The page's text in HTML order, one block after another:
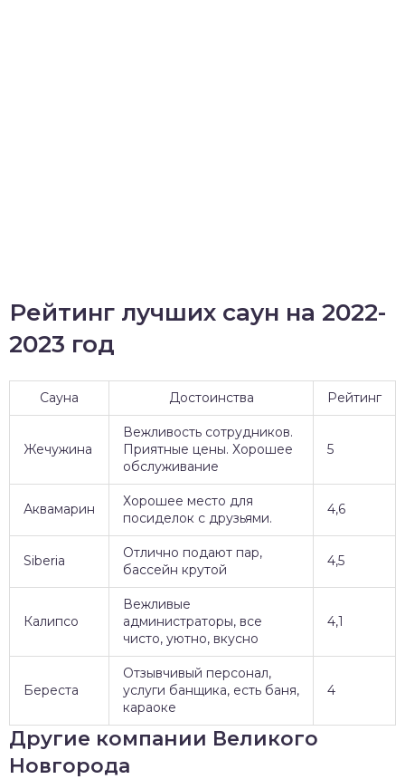
Рейтинг лучших саун на 2022-
2023 год
Сауна Достоинства Рейтинг
Жечужина
Вежливость сотрудников.
Приятные цены. Хорошее
обслуживание
5
Аквамарин
Хорошее место для
посиделок с друзьями.
4,6
Siberia
Отлично подают пар,
бассейн крутой
4,5
Калипсо
Вежливые
администраторы, все
чисто, уютно, вкусно
4,1
Береста
Отзывчивый персонал,
услуги банщика, есть баня,
караоке
4
Другие компании Великого
Новгорода